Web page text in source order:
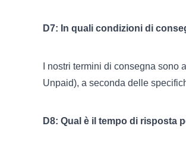
D7: In quali condizioni di
I nostri termini di consegna
Unpaid), a seconda delle
D8: Qual è il tempo di risposta